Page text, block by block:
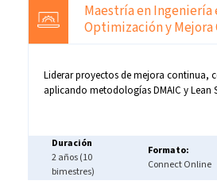
Maestría en
Optimización y Mejora
Liderar proyectos de mejora continua,
aplicando metodologías DMAIC y Lean
Duración
2 años (10
bimestres)
Formato:
Connect Online